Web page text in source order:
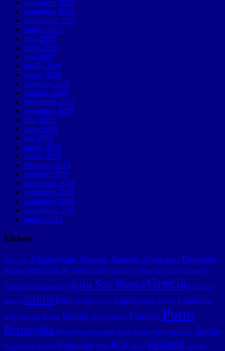
noiembrie 2020
octombrie 2020
septembrie 2020
august 2020
iulie 2020
iunie 2020
mai 2020
aprilie 2020
martie 2020
februarie 2020
ianuarie 2020
decembrie 2019
noiembrie 2019
iulie 2019
iunie 2019
mai 2019
aprilie 2019
martie 2019
februarie 2019
ianuarie 2019
decembrie 2018
noiembrie 2018
octombrie 2018
septembrie 2018
august 2018
Etichete
Alba Iulia Alfapendular Algarve Amasya Atena Belem București
Bulgaria certificat de vaccinare Comboios de Portugal Crăciun Ferdinand
Întregitorul gara Campanha gara Sao Bento Grecia Hierapolis
Istanbul istorii Kars kavârma Konya Lagos legende lipscani Lisabona
Lupa capitolina Makaza Melnik muzeu pașaport Pomorie Porto
Portugalia Regina Maria a României Rojen Romaero Roza Vânturilor Sevilla
Sf. Gheorghe shopska Syntagma test PCR Turcia vacanță veterani